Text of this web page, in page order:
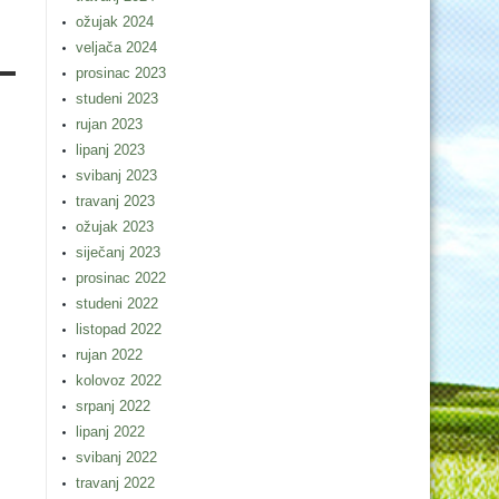
ožujak 2024
veljača 2024
prosinac 2023
studeni 2023
rujan 2023
lipanj 2023
svibanj 2023
travanj 2023
ožujak 2023
siječanj 2023
prosinac 2022
studeni 2022
listopad 2022
rujan 2022
kolovoz 2022
srpanj 2022
lipanj 2022
svibanj 2022
travanj 2022